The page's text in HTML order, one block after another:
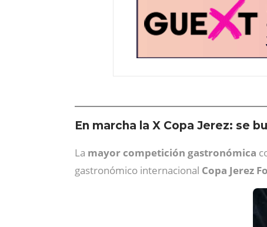
En marcha la X Copa Jerez: se
La mayor competición gastronómica
gastronómico internacional Copa Jerez